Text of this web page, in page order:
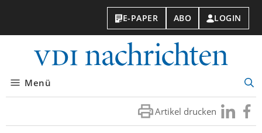
E-PAPER ABO LOGIN
Menü
Artikel drucken Besuchen
Sie
Sie